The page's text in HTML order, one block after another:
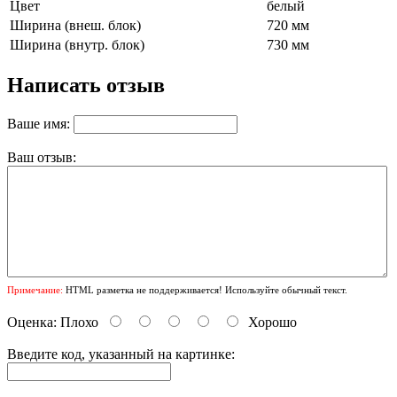
Цвет
белый
Ширина (внеш. блок)
720 мм
Ширина (внутр. блок)
730 мм
Написать отзыв
Ваше имя:
Ваш отзыв:
Примечание: HTML разметка не поддерживается! Используйте обычный текст.
Оценка: Плохо Хорошо
Введите код, указанный на картинке: